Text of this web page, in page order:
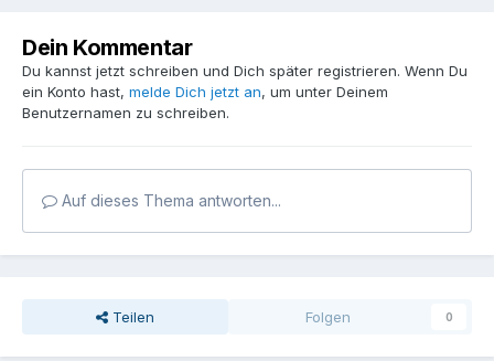
Dein Kommentar
Du kannst jetzt schreiben und Dich später registrieren. Wenn Du
ein Konto hast, melde Dich jetzt an, um unter Deinem
Benutzernamen zu schreiben.
Auf dieses Thema antworten...
Teilen Folgen 0